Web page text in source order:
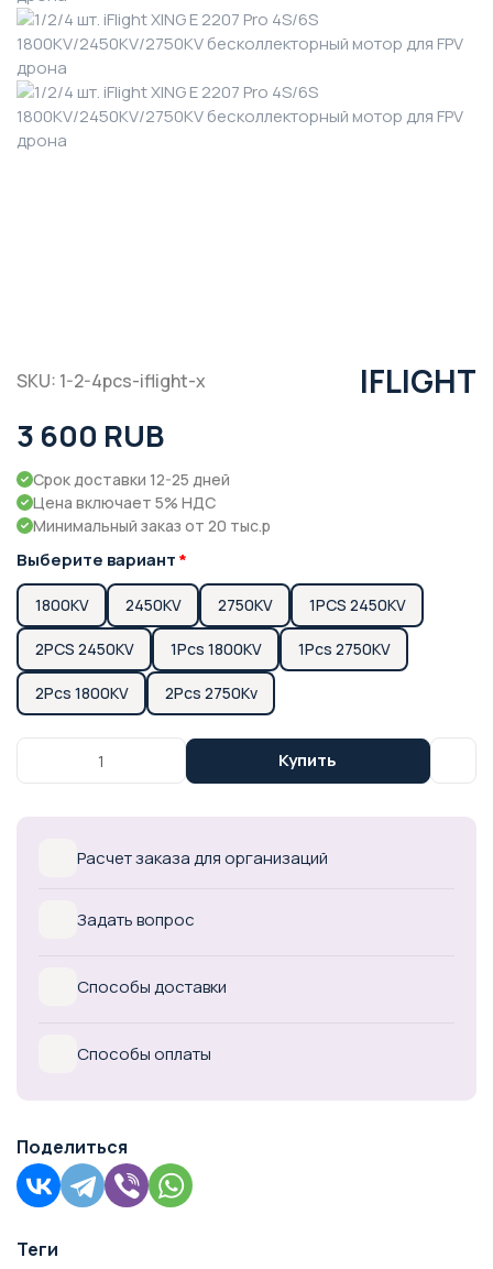
SKU: 1-2-4pcs-iflight-x IFLIGHT
3 600 RUB
Срок доставки 12-25 дней
Цена включает 5% НДС
Минимальный заказ от 20 тыс.р
Выберите вариант
1800KV 2450KV 2750KV 1PCS 2450KV
2PCS 2450KV 1Pcs 1800KV 1Pcs 2750KV
2Pcs 1800KV 2Pcs 2750Kv
Купить
Расчет заказа для организаций
Задать вопрос
Способы доставки
Способы оплаты
Поделиться
Теги